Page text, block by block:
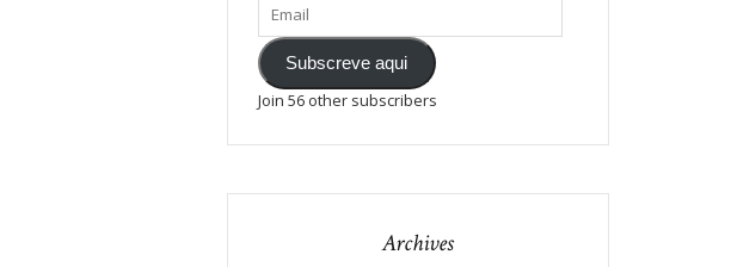
Subscreve aqui
Join 56 other subscribers
Archives